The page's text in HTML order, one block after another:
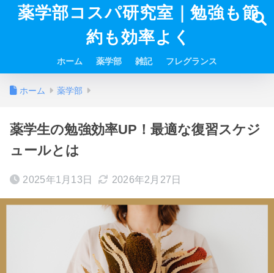
薬学部コスパ研究室｜勉強も節
約も効率よく
ホーム 薬学部 雑記 フレグランス
ホーム 薬学部
薬学生の勉強効率UP！最適な復習スケジ
ュールとは
2025年1月13日 2026年2月27日